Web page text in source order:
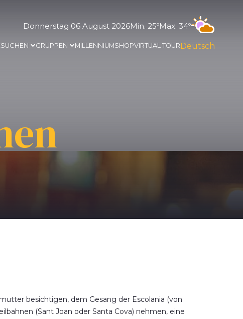
Donnerstag 06 August 2026Min. 25ºMax. 34º
GRUPPEN MILLENNIUMSHOPVIRTUAL TOUR Deutsch
besichtigen, dem Gesang der Escolania (von
(Sant Joan oder Santa Cova) nehmen, eine